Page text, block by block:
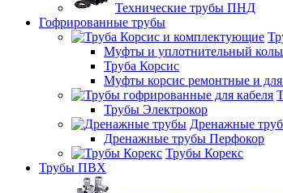
Технические трубы ПНД
Гофрированные трубы
Муфты и уплотнительный
Труба Корсис
Муфты корсис ремонтные и
Трубы Электрокор
Дренажные
Дренажные трубы Перфокор
Трубы Корекс
Трубы ПВХ